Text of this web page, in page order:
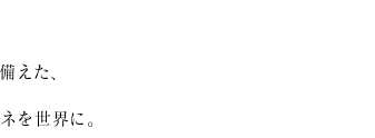
えた、
世界に。